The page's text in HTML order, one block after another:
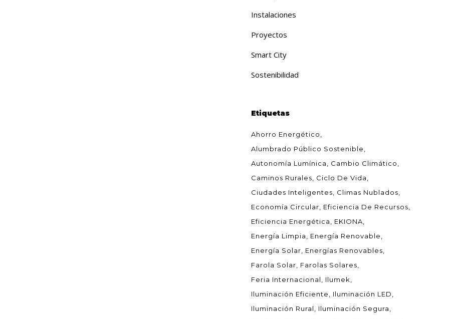
Instalaciones
Proyectos
Smart City
Sostenibilidad
Etiquetas
Ahorro Energético
Alumbrado Público Sostenible
Autonomía Lumínica
Cambio Climático
Caminos Rurales
Ciclo De Vida
Ciudades Inteligentes
Climas Nublados
Economía Circular
Eficiencia De Recursos
Eficiencia Energética
EKIONA
Energía Limpia
Energía Renovable
Energía Solar
Energías Renovables
Farola Solar
Farolas Solares
Feria Internacional
Ilumek
Iluminación Eficiente
Iluminación LED
Iluminación Rural
Iluminación Segura